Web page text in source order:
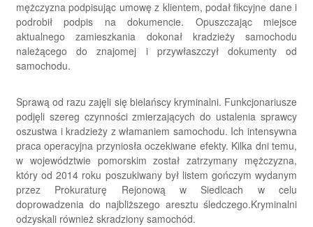
mężczyzna podpisując umowę z klientem, podał fikcyjne dane i
podrobił podpis na dokumencie. Opuszczając miejsce
aktualnego zamieszkania dokonał kradzieży samochodu
należącego do znajomej i przywłaszczył dokumenty od
samochodu.
Sprawą od razu zajęli się bielańscy kryminalni. Funkcjonariusze
podjęli szereg czynności zmierzających do ustalenia sprawcy
oszustwa i kradzieży z włamaniem samochodu. Ich intensywna
praca operacyjna przyniosła oczekiwane efekty. Kilka dni temu,
w województwie pomorskim został zatrzymany mężczyzna,
który od 2014 roku poszukiwany był listem gończym wydanym
przez Prokuraturę Rejonową w Siedlcach w celu
doprowadzenia do najbliższego aresztu śledczego.Kryminalni
odzyskali również skradziony samochód.